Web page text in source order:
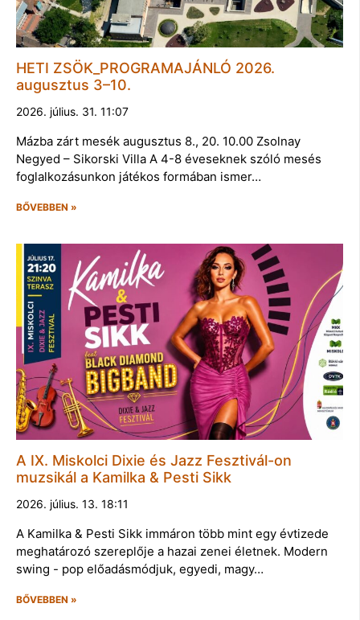
HETI ZSÖK_PROGRAMAJÁNLÓ 2026.
augusztus 3–10.
2026. július. 31. 11:07
Mázba zárt mesék augusztus 8., 20. 10.00 Zsolnay
Negyed – Sikorski Villa A 4-8 éveseknek szóló mesés
foglalkozásunkon játékos formában ismer…
BŐVEBBEN »
A IX. Miskolci Dixie és Jazz Fesztivál-on
muzsikál a Kamilka & Pesti Sikk
2026. július. 13. 18:11
A Kamilka & Pesti Sikk immáron több mint egy évtizede
meghatározó szereplője a hazai zenei életnek. Modern
swing - pop előadásmódjuk, egyedi, magy…
BŐVEBBEN »